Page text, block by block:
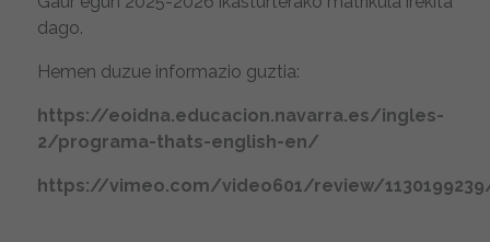
dago.
Hemen duzue informazio guztia:
https://eoidna.educacion.navarra.es/ingles-
2/programa-thats-english-en/
https://vimeo.com/video601/review/